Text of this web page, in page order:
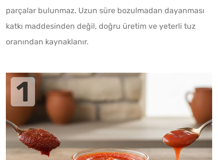
parçalar bulunmaz. Uzun süre bozulmadan dayanması
katkı maddesinden değil, doğru üretim ve yeterli tuz
oranından kaynaklanır.